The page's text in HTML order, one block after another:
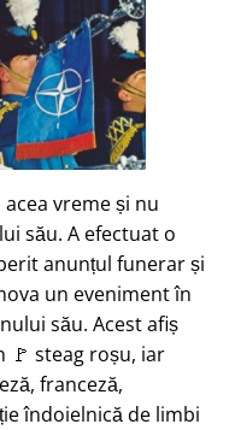
vreme și nu
său. A efectuat o
anunțul funerar și
un eveniment în
său. Acest afiș
🚩 steag roșu, iar
franceză,
îndoielnică de limbi